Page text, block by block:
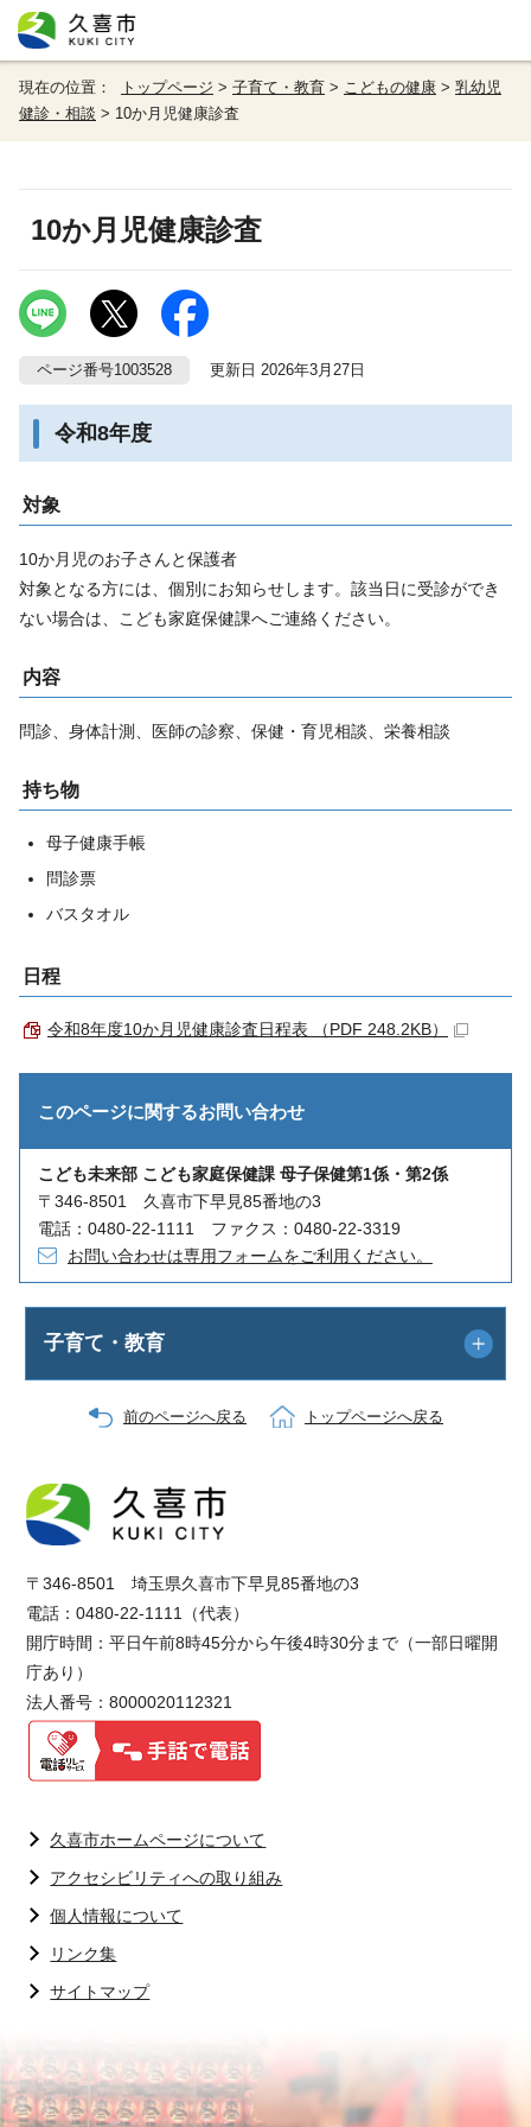
現在の位置： トップページ > 子育て・教育 > こどもの健康 > 乳幼児
健診・相談 > 10か月児健康診査
10か月児健康診査
ページ番号1003528 更新日 2026年3月27日
令和8年度
対象
10か月児のお子さんと保護者
対象となる方には、個別にお知らせします。該当日に受診ができ
ない場合は、こども家庭保健課へご連絡ください。
内容
問診、身体計測、医師の診察、保健・育児相談、栄養相談
持ち物
母子健康手帳
問診票
バスタオル
日程
令和8年度10か月児健康診査日程表 （PDF 248.2KB）
このページに関するお問い合わせ
こども未来部 こども家庭保健課 母子保健第1係・第2係
〒346-8501 久喜市下早見85番地の3
電話：0480-22-1111 ファクス：0480-22-3319
お問い合わせは専用フォームをご利用ください。
子育て・教育
前のページへ戻る トップページへ戻る
〒346-8501 埼玉県久喜市下早見85番地の3
電話：0480-22-1111（代表）
開庁時間：平日午前8時45分から午後4時30分まで（一部日曜開
庁あり）
法人番号：8000020112321
久喜市ホームページについて
アクセシビリティへの取り組み
個人情報について
リンク集
サイトマップ